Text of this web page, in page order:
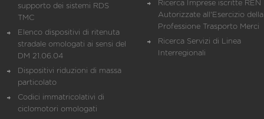
supporto dei sistemi RDS
TMC
Elenco dispositivi di ritenuta
stradale omologati ai sensi del
DM 21.06.04
Dispositivi riduzioni di massa
particolato
Codici immatricolativi di
ciclomotori omologati
Ricerca Imprese iscritte REN
Autorizzate all'Esercizio della
Professione Trasporto Merci
Ricerca Servizi di Linea
Interregionali